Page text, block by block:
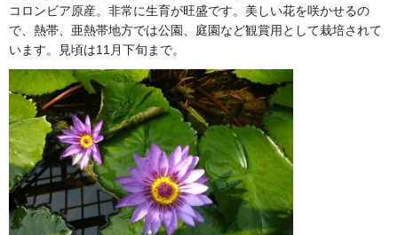
コロンビア原産。非常に生育が旺盛です。美しい花を咲かせるの
で、熱帯、亜熱帯地方では公園、庭園など観賞用として栽培されて
います。見頃は11月下旬まで。